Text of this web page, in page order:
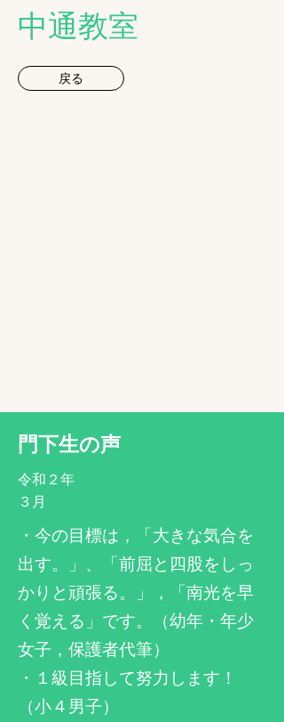
​中通教室
戻る
​門下生の声
令和２年
​３月
​・今の目標は，「大きな気合を
出す。」、「前屈と四股をしっ
かりと頑張る。」，「南光を早
く覚える」です。（幼年・年少
女子，保護者代筆）
・１級目指して努力します！
（小４男子）